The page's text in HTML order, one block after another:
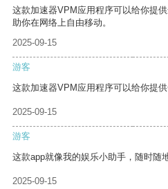
这款加速器VPM应用程序可以给你提
助你在网络上自由移动。
2025-09-15
游客
这款加速器VPM应用程序可以给你提
2025-09-15
游客
这款app就像我的娱乐小助手，随时随
2025-09-15